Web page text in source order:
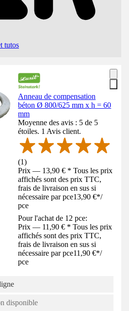
tutos
Anneau de compensation
béton Ø 800/625 mm x h = 60
mm
Moyenne des avis : 5 de 5
étoiles. 1 Avis client.
(1)
Prix — 13,90 € * Tous les prix
affichés sont des prix TTC,
frais de livraison en sus si
nécessaire par pce13,90 €*/
pce
Pour l'achat de 12 pce:
Prix — 11,90 € * Tous les prix
affichés sont des prix TTC,
frais de livraison en sus si
nécessaire par pce11,90 €*/
pce
disponible